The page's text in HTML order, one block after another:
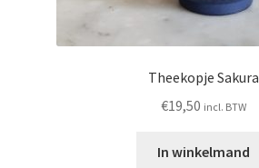
Theekopje Sakura
€19,50 incl. BTW
In winkelmand